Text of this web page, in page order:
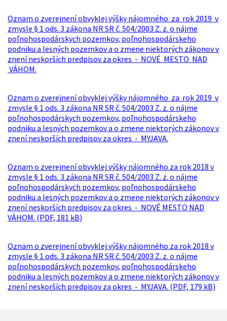
Oznam o zverejnení obvyklej výšky nájomného za rok 2019 v
zmysle § 1 ods. 3 zákona NR SR č. 504/2003 Z. z. o nájme
poľnohospodárskych pozemkov, poľnohospodárskeho
podniku a lesných pozemkov a o zmene niektorých zákonov v
znení neskorších predpisov za okres - NOVÉ MESTO NAD
VÁHOM.
Oznam o zverejnení obvyklej výšky nájomného za rok 2019 v
zmysle § 1 ods. 3 zákona NR SR č. 504/2003 Z. z. o nájme
poľnohospodárskych pozemkov, poľnohospodárskeho
podniku a lesných pozemkov a o zmene niektorých zákonov v
znení neskorších predpisov za okres - MYJAVA.
Oznam o zverejnení obvyklej výšky nájomného za rok 2018 v
zmysle § 1 ods. 3 zákona NR SR č. 504/2003 Z. z. o nájme
poľnohospodárskych pozemkov, poľnohospodárskeho
podniku a lesných pozemkov a o zmene niektorých zákonov v
znení neskorších predpisov za okres - NOVÉ MESTO NAD
VÁHOM. (PDF, 181 kB)
Oznam o zverejnení obvyklej výšky nájomného za rok 2018 v
zmysle § 1 ods. 3 zákona NR SR č. 504/2003 Z. z. o nájme
poľnohospodárskych pozemkov, poľnohospodárskeho
podniku a lesných pozemkov a o zmene niektorých zákonov v
znení neskorších predpisov za okres - MYJAVA. (PDF, 179 kB)